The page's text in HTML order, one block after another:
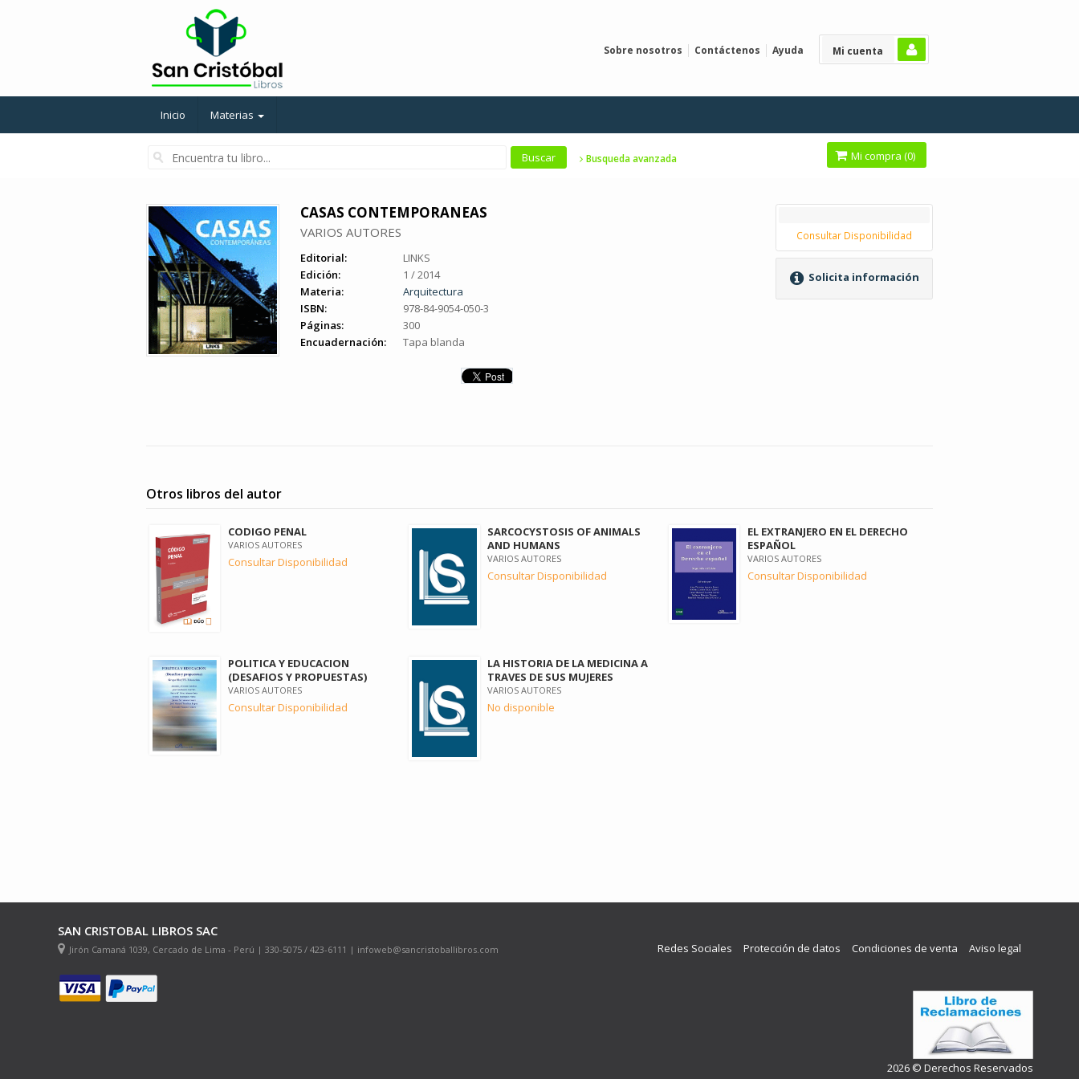
Mi cuenta
Sobre nosotros Contáctenos Ayuda
Inicio Materias
Busqueda avanzada Mi compra (0)
CASAS CONTEMPORANEAS
VARIOS AUTORES
Editorial:
LINKS
Edición:
1 / 2014
Materia:
Arquitectura
ISBN:
978-84-9054-050-3
Páginas:
300
Encuadernación:
Tapa blanda
Consultar Disponibilidad
Solicita información
Otros libros del autor
CODIGO PENAL
VARIOS AUTORES
Consultar Disponibilidad
SARCOCYSTOSIS OF ANIMALS
AND HUMANS
VARIOS AUTORES
Consultar Disponibilidad
EL EXTRANJERO EN EL DERECHO
ESPAÑOL
VARIOS AUTORES
Consultar Disponibilidad
POLITICA Y EDUCACION
(DESAFIOS Y PROPUESTAS)
VARIOS AUTORES
Consultar Disponibilidad
LA HISTORIA DE LA MEDICINA A
TRAVES DE SUS MUJERES
VARIOS AUTORES
No disponible
Aviso legal
Condiciones de venta
Protección de datos
Redes Sociales
SAN CRISTOBAL LIBROS SAC
Jirón Camaná 1039, Cercado de Lima - Perú | 330-5075 / 423-6111 | infoweb@sancristoballibros.com
2026 © Derechos Reservados